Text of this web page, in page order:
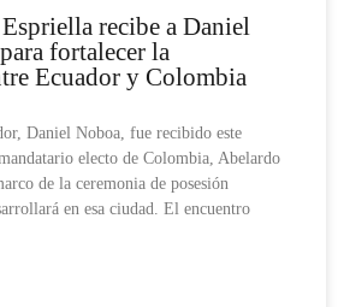
recibe a Daniel
fortalecer la
Ecuador y Colombia
Daniel Noboa, fue recibido este
electo de Colombia, Abelardo
de la ceremonia de posesión
en esa ciudad. El encuentro